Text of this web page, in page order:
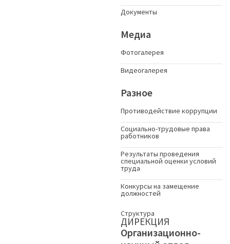
Документы
Медиа
Фотогалерея
Видеогалерея
Разное
Противодействие коррупции
Социально-трудовые права
работников
Результаты проведения
специальной оценки условий
труда
Конкурсы на замещение
должностей
Структура
ДИРЕКЦИЯ
Организационно-